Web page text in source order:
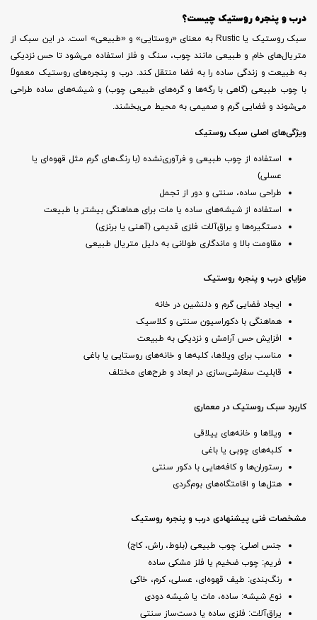
درب و پنجره روستیک چیست؟
سبک روستیک یا Rustic به معنای «روستایی» و «طبیعی» است. در این سبک از
متریال‌های خام و طبیعی مانند چوب، سنگ و فلز استفاده می‌شود تا حس نزدیکی
به طبیعت و زندگی ساده را به فضا منتقل کند. درب و پنجره‌های روستیک معمولاً
با چوب طبیعی (گاهی با رگه‌ها و گره‌های طبیعی چوب) و شیشه‌های ساده طراحی
می‌شوند و فضایی گرم و صمیمی به محیط می‌بخشند.
ویژگی‌های اصلی سبک روستیک
استفاده از چوب طبیعی و فرآوری‌نشده (با رنگ‌های گرم مثل قهوه‌ای یا
عسلی)
طراحی ساده، سنتی و دور از تجمل
استفاده از شیشه‌های ساده یا مات برای هماهنگی بیشتر با طبیعت
دستگیره‌ها و یراق‌آلات فلزی قدیمی (آهنی یا برنزی)
مقاومت بالا و ماندگاری طولانی به دلیل متریال طبیعی
مزایای درب و پنجره روستیک
ایجاد فضایی گرم و دلنشین در خانه
هماهنگی با دکوراسیون سنتی و کلاسیک
افزایش حس آرامش و نزدیکی به طبیعت
مناسب برای ویلاها، کلبه‌ها و خانه‌های روستایی یا باغی
قابلیت سفارشی‌سازی در ابعاد و طرح‌های مختلف
کاربرد سبک روستیک در معماری
ویلاها و خانه‌های ییلاقی
کلبه‌های چوبی یا باغی
رستوران‌ها و کافه‌هایی با دکور سنتی
هتل‌ها و اقامتگاه‌های بوم‌گردی
مشخصات فنی پیشنهادی درب و پنجره روستیک
جنس اصلی: چوب طبیعی (بلوط، راش، کاج)
فریم: چوب ضخیم یا فلز مشکی ساده
رنگ‌بندی: طیف قهوه‌ای، عسلی، کرم، خاکی
نوع شیشه: ساده، مات یا شیشه دودی
یراق‌آلات: فلزی ساده یا دست‌ساز سنتی